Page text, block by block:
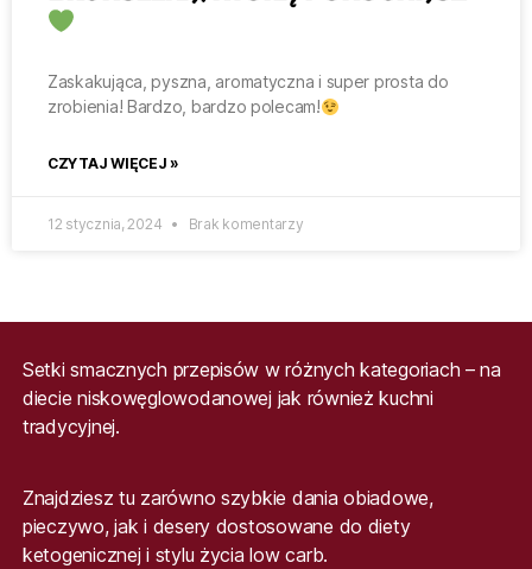
Zaskakująca, pyszna, aromatyczna i super prosta do
zrobienia! Bardzo, bardzo polecam!
CZYTAJ WIĘCEJ »
12 stycznia, 2024 Brak komentarzy
Setki smacznych przepisów w różnych kategoriach – na
diecie niskowęglowodanowej jak również kuchni
tradycyjnej.
Znajdziesz tu zarówno szybkie dania obiadowe,
pieczywo, jak i desery dostosowane do diety
ketogenicznej i stylu życia low carb.